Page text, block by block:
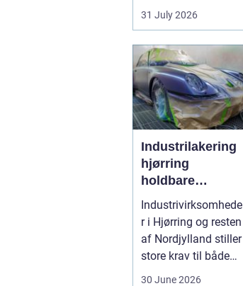
fristede til bar...
31 July 2026
Industrilakering
hjørring
holdbare
overflader til
industri og
erhverv
Industrivirksomhede
r i Hjørring og resten
af Nordjylland stiller
store krav til både
30 June 2026